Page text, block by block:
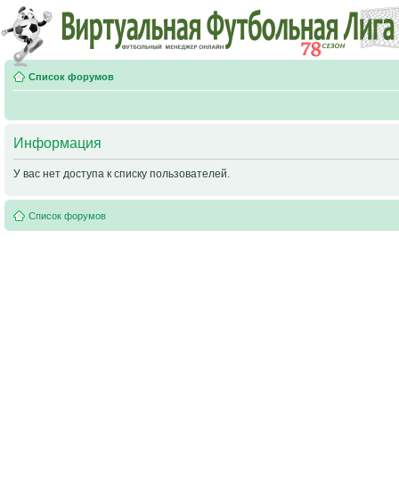
Список форумов
Информация
У вас нет доступа к списку пользователей.
Список форумов